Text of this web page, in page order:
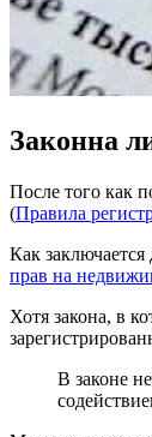
Законна
После того как
(Правила
Как
прав на
Хотя закона, в
В законе